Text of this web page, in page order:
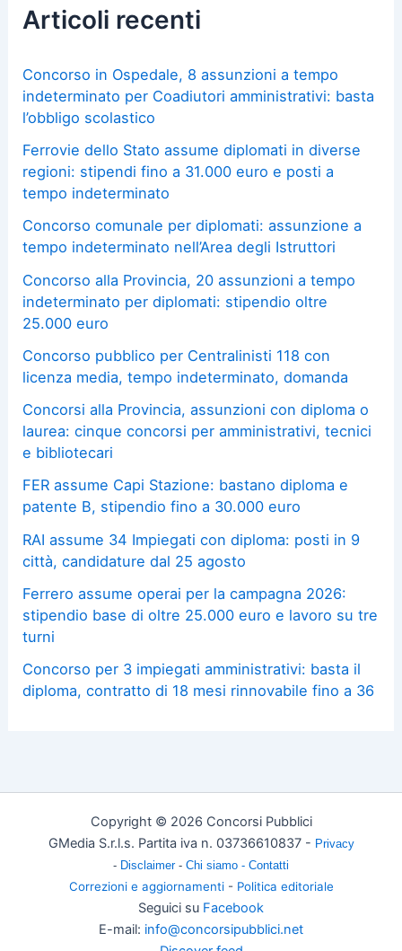
Articoli recenti
Concorso in Ospedale, 8 assunzioni a tempo
indeterminato per Coadiutori amministrativi: basta
l’obbligo scolastico
Ferrovie dello Stato assume diplomati in diverse
regioni: stipendi fino a 31.000 euro e posti a
tempo indeterminato
Concorso comunale per diplomati: assunzione a
tempo indeterminato nell’Area degli Istruttori
Concorso alla Provincia, 20 assunzioni a tempo
indeterminato per diplomati: stipendio oltre
25.000 euro
Concorso pubblico per Centralinisti 118 con
licenza media, tempo indeterminato, domanda
Concorsi alla Provincia, assunzioni con diploma o
laurea: cinque concorsi per amministrativi, tecnici
e bibliotecari
FER assume Capi Stazione: bastano diploma e
patente B, stipendio fino a 30.000 euro
RAI assume 34 Impiegati con diploma: posti in 9
città, candidature dal 25 agosto
Ferrero assume operai per la campagna 2026:
stipendio base di oltre 25.000 euro e lavoro su tre
turni
Concorso per 3 impiegati amministrativi: basta il
diploma, contratto di 18 mesi rinnovabile fino a 36
Copyright © 2026 Concorsi Pubblici
GMedia S.r.l.s. Partita iva n. 03736610837 - Privacy
- Disclaimer - Chi siamo - Contatti
Correzioni e aggiornamenti- Politica editoriale
Seguici su Facebook
E-mail: info@concorsipubblici.net